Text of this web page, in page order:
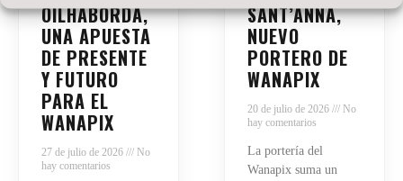
OILHABORDA,
UNA APUESTA
DE PRESENTE
Y FUTURO
PARA EL
WANAPIX
27 de julio de 2026
No
hay comentarios
SANT’ANNA,
NUEVO
PORTERO DE
WANAPIX
20 de julio de 2026
No
hay comentarios
La portería del
Wanapix suma un